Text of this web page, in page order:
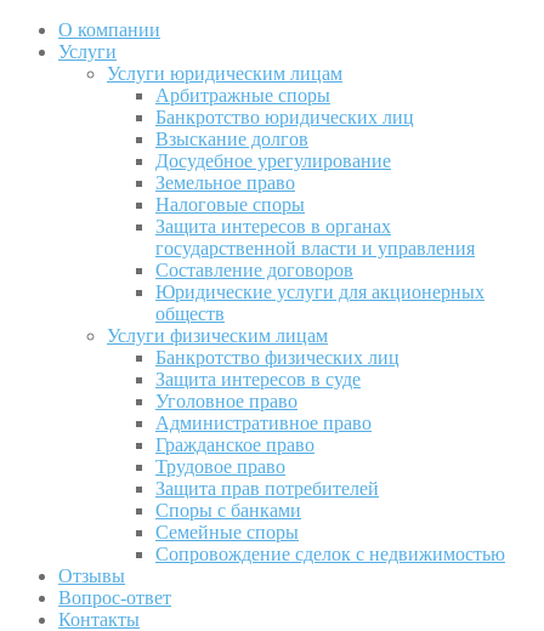
О компании
Услуги
Услуги юридическим лицам
Арбитражные споры
Банкротство юридических лиц
Взыскание долгов
Досудебное урегулирование
Земельное право
Налоговые споры
Защита интересов в органах
государственной власти и управления
Составление договоров
Юридические услуги для акционерных
обществ
Услуги физическим лицам
Банкротство физических лиц
Защита интересов в суде
Уголовное право
Административное право
Гражданское право
Трудовое право
Защита прав потребителей
Споры с банками
Семейные споры
Сопровождение сделок с недвижимостью
Отзывы
Вопрос-ответ
Контакты